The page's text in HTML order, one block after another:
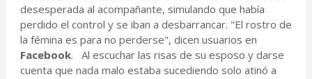
desesperada al acompañante, simulando que había
perdido el control y se iban a desbarrancar. "El rostro de
la fémina es para no perderse", dicen usuarios en
Facebook. Al escuchar las risas de su esposo y darse
cuenta que nada malo estaba sucediendo solo atinó a